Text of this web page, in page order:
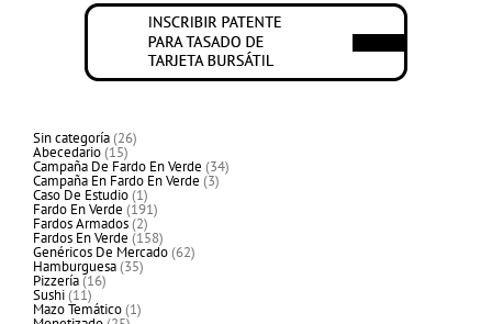
Sin categoría 2626
productos
Abecedario 1515
productos
Campaña De Fardo En Verde 3434
productos
Campaña En Fardo En Verde 33
productos
Caso De Estudio 11
producto
Fardo En Verde 191191
productos
Fardos Armados 22
productos
Fardos En Verde 158158
productos
Genéricos De Mercado 6262
productos
Hamburguesa 3535
productos
Pizzería 1616
productos
Sushi 1111
productos
Mazo Temático 11